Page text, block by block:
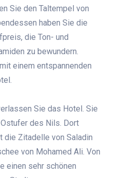
Sie den Taltempel von
haben Sie die
die Ton- und
zu bewundern.
einem entspannenden
Sie das Hotel. Sie
des Nils. Dort
die Zitadelle von Saladin
von Mohamed Ali. Von
einen sehr schönen